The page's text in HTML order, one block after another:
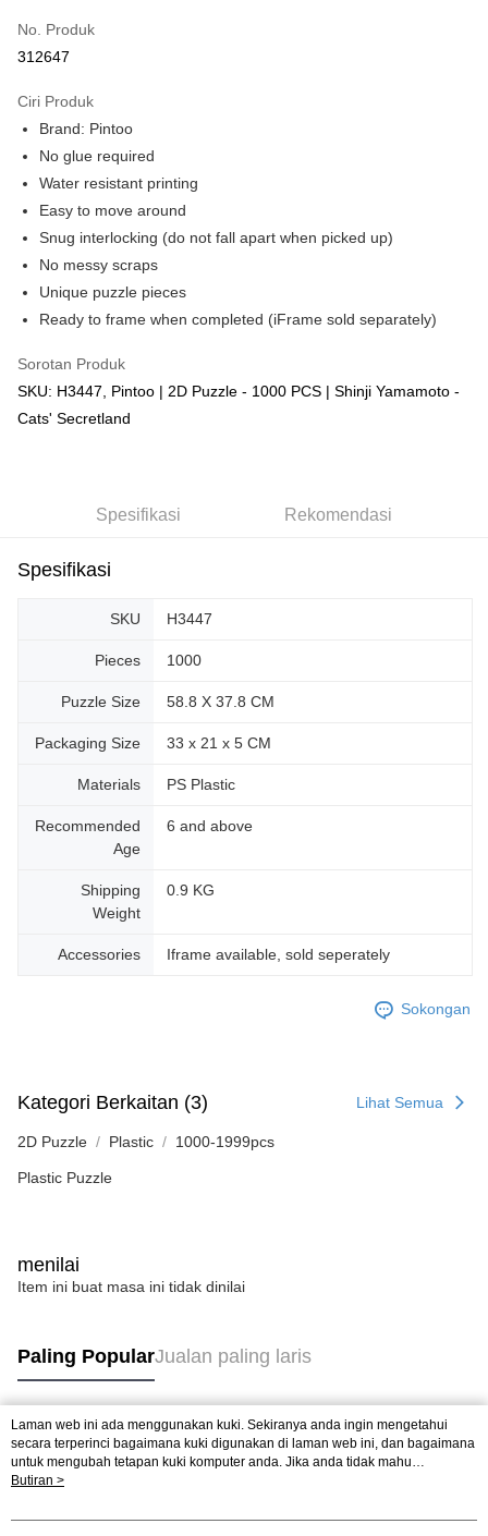
No. Produk
312647
Ciri Produk
Brand: Pintoo
No glue required
Water resistant printing
Easy to move around
Snug interlocking (do not fall apart when picked up)
No messy scraps
Unique puzzle pieces
Ready to frame when completed (iFrame sold separately)
Sorotan Produk
SKU: H3447, Pintoo | 2D Puzzle - 1000 PCS | Shinji Yamamoto -
Cats' Secretland
Spesifikasi Rekomendasi
Spesifikasi
SKU H3447
Pieces 1000
Puzzle Size 58.8 X 37.8 CM
Packaging Size 33 x 21 x 5 CM
Materials PS Plastic
Recommended
Age
6 and above
Shipping
Weight
0.9 KG
Accessories Iframe available, sold seperately
Sokongan
Kategori Berkaitan (3) Lihat Semua
2D Puzzle Plastic 1000-1999pcs
Plastic Puzzle
menilai
Item ini buat masa ini tidak dinilai
Paling PopularJualan paling laris
Tag Popular
Jualan paling laris
Laman web ini ada menggunakan kuki. Sekiranya anda ingin mengetahui
secara terperinci bagaimana kuki digunakan di laman web ini, dan bagaimana
untuk mengubah tetapan kuki komputer anda. Jika anda tidak mahu
menggunakan kuki di komputer anda, sila rujuk penerangan mengenai kuki.
mengetahui secara terperinci bagaimana kuki digunakan di laman web ini,
Butiran >